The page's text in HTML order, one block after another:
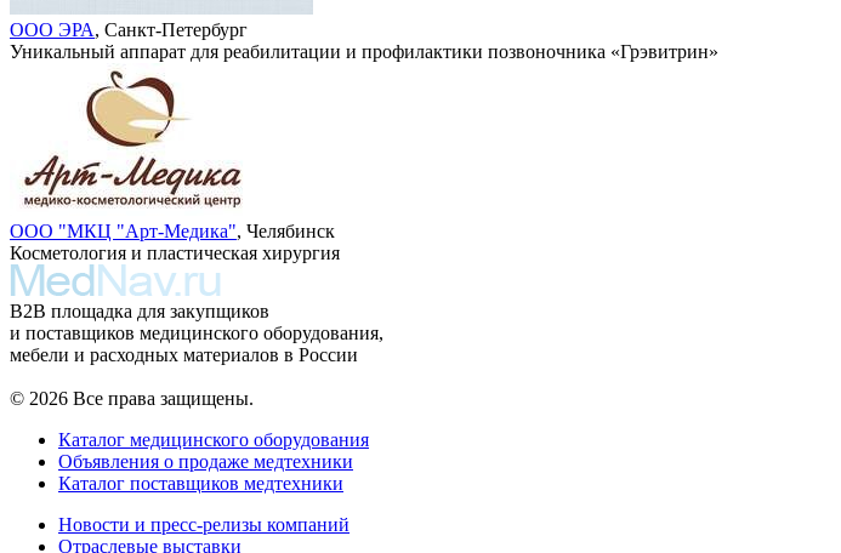
ООО ЭРА, Санкт-Петербург
Уникальный аппарат для реабилитации и профилактики позвоночника «Грэвитрин»
ООО "МКЦ "Арт-Медика", Челябинск
Косметология и пластическая хирургия
B2B площадка для закупщиков
и поставщиков медицинского оборудования,
мебели и расходных материалов в России
© 2026 Все права защищены.
Каталог медицинского оборудования
Объявления о продаже медтехники
Каталог поставщиков медтехники
Новости и пресс-релизы компаний
Отраслевые выставки